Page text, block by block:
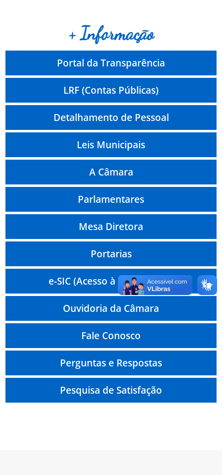
+ Informação
Portal da Transparência
LRF (Contas Públicas)
Detalhamento de Pessoal
Leis Municipais
A Câmara
Parlamentares
Mesa Diretora
Portarias
e-SIC (Acesso à Informação)
Ouvidoria da Câmara
Fale Conosco
Perguntas e Respostas
Pesquisa de Satisfação